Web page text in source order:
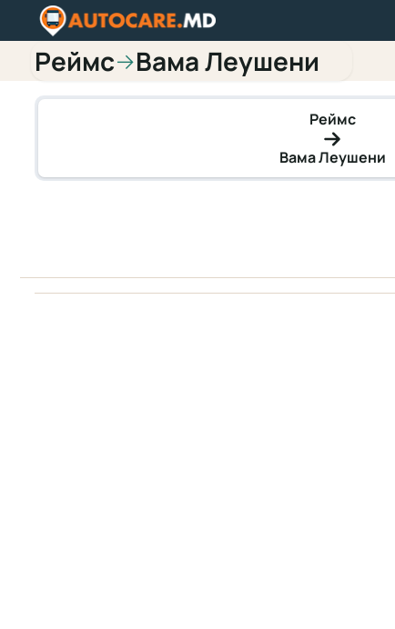
Реймс→Вама Леушени
Реймс
Вама Леушени